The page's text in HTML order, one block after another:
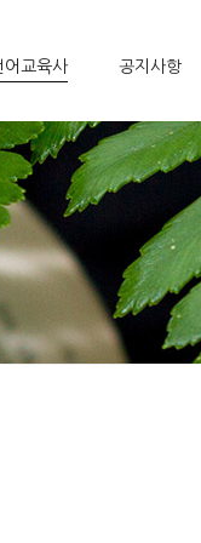
어교육사 공지사항